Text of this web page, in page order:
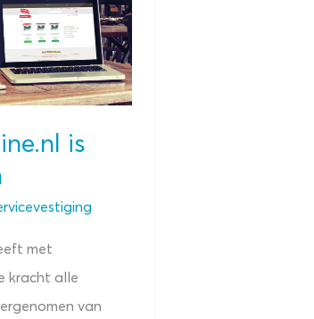
is
met
kracht alle
van